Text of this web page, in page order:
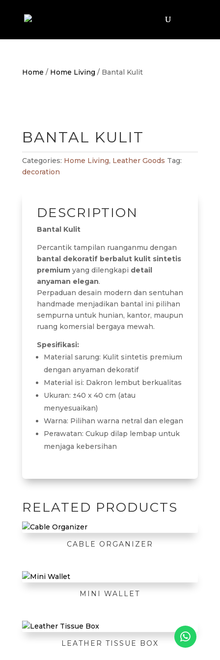
Home / Home Living / Bantal Kulit
BANTAL KULIT
Categories: Home Living, Leather Goods Tag:
decoration
DESCRIPTION
Bantal Kulit
Percantik tampilan ruanganmu dengan
bantal dekoratif berbalut kulit sintetis
premiumyang dilengkapi detail
anyaman elegan.
Perpaduan desain modern dan sentuhan
handmade menjadikan bantal ini pilihan
sempurna untuk hunian, kantor, maupun
ruang komersial bergaya mewah.
Spesifikasi:
Material sarung: Kulit sintetis premium
dengan anyaman dekoratif
Material isi: Dakron lembut berkualitas
Ukuran: ±40 x 40 cm (atau
menyesuaikan)
Warna: Pilihan warna netral dan elegan
Perawatan: Cukup dilap lembap untuk
menjaga kebersihan
RELATED PRODUCTS
CABLE ORGANIZER
MINI WALLET
LEATHER TISSUE BOX